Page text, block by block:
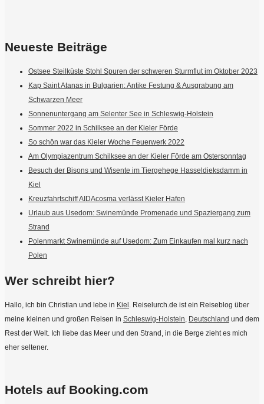
Neueste Beiträge
Ostsee Steilküste Stohl Spuren der schweren Sturmflut im Oktober 2023
Kap Saint Atanas in Bulgarien: Antike Festung & Ausgrabung am
Schwarzen Meer
Sonnenuntergang am Selenter See in Schleswig-Holstein
Sommer 2022 in Schilksee an der Kieler Förde
So schön war das Kieler Woche Feuerwerk 2022
Am Olympiazentrum Schilksee an der Kieler Förde am Ostersonntag
Besuch der Bisons und Wisente im Tiergehege Hasseldieksdamm in
Kiel
Kreuzfahrtschiff AIDAcosma verlässt Kieler Hafen
Urlaub aus Usedom: Swinemünde Promenade und Spaziergang zum
Strand
Polenmarkt Swinemünde auf Usedom: Zum Einkaufen mal kurz nach
Polen
Wer schreibt hier?
Hallo, ich bin Christian und lebe in Kiel . Reiselurch.de ist ein Reiseblog über
meine kleinen und großen Reisen in Schleswig-Holstein, Deutschland und dem
Rest der Welt. Ich liebe das Meer und den Strand, in die Berge zieht es mich
eher seltener.
Hotels auf Booking.com